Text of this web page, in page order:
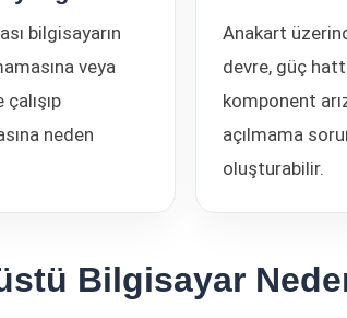
bilgisayarın
veya
çalışıp
neden
Anakart
devre, güç
komponent
açılmama
oluşturabilir.
Bilgisayar